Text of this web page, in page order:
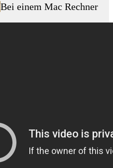
Bei einem Mac Rechner